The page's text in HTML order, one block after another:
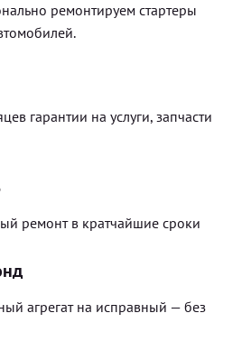
ремонтируем стартеры
гарантии на услуги, запчасти
ремонт в кратчайшие сроки
агрегат на исправный — без